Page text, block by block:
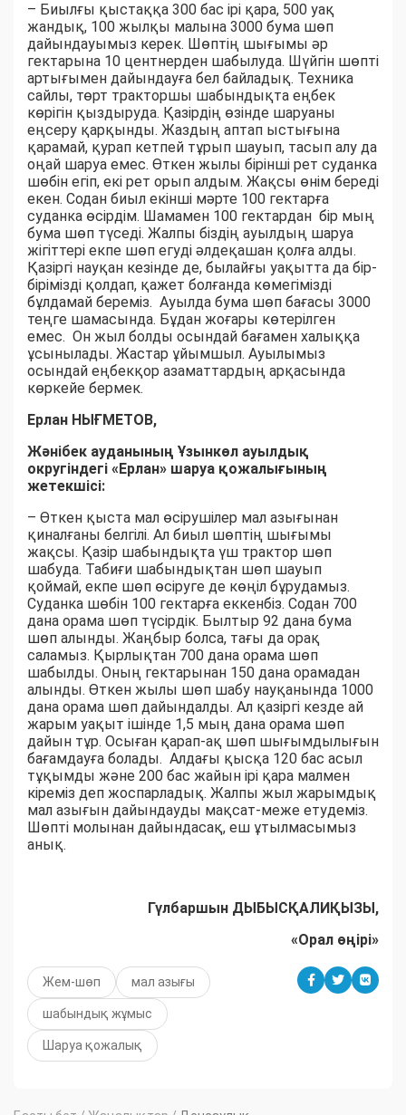
– Биылғы қыстаққа 300 бас ірі қара, 500 уақ
жандық, 100 жылқы малына 3000 бума шөп
дайындауымыз керек. Шөптің шығымы әр
гектарына 10 центнерден шабылуда. Шүйгін шөпті
артығымен дайындауға бел байладық. Техника
сайлы, төрт тракторшы шабындықта еңбек
көрігін қыздыруда. Қазірдің өзінде шаруаны
еңсеру қарқынды. Жаздың аптап ыстығына
қарамай, қурап кетпей тұрып шауып, тасып алу да
оңай шаруа емес. Өткен жылы бірінші рет суданка
шөбін егіп, екі рет орып алдым. Жақсы өнім береді
екен. Содан биыл екінші мәрте 100 гектарға
суданка өсірдім. Шамамен 100 гектардан бір мың
бума шөп түседі. Жалпы біздің ауылдың шаруа
жігіттері екпе шөп егуді әлдеқашан қолға алды.
Қазіргі науқан кезінде де, былайғы уақытта да бір-
бірімізді қолдап, қажет болғанда көмегімізді
бұлдамай береміз. Ауылда бума шөп бағасы 3000
теңге шамасында. Бұдан жоғары көтерілген
емес. Он жыл болды осындай бағамен халыққа
ұсынылады. Жастар ұйымшыл. Ауылымыз
осындай еңбекқор азаматтардың арқасында
көркейе бермек.
Ерлан НЫҒМЕТОВ,
Жәнібек ауданының Ұзынкөл ауылдық
округіндегі «Ерлан» шаруа қожалығының
жетекшісі:
– Өткен қыста мал өсірушілер мал азығынан
қиналғаны белгілі. Ал биыл шөптің шығымы
жақсы. Қазір шабындықта үш трактор шөп
шабуда. Табиғи шабындықтан шөп шауып
қоймай, екпе шөп өсіруге де көңіл бұрудамыз.
Суданка шөбін 100 гектарға еккенбіз. Содан 700
дана орама шөп түсірдік. Былтыр 92 дана бума
шөп алынды. Жаңбыр болса, тағы да орақ
саламыз. Қырлықтан 700 дана орама шөп
шабылды. Оның гектарынан 150 дана орамадан
алынды. Өткен жылы шөп шабу науқанында 1000
дана орама шөп дайындалды. Ал қазіргі кезде ай
жарым уақыт ішінде 1,5 мың дана орама шөп
дайын тұр. Осыған қарап-ақ шөп шығымдылығын
бағамдауға болады. Алдағы қысқа 120 бас асыл
тұқымды және 200 бас жайын ірі қара малмен
кіреміз деп жоспарладық. Жалпы жыл жарымдық
мал азығын дайындауды мақсат-меже етудеміз.
Шөпті молынан дайындасақ, еш ұтылмасымыз
анық.
Гүлбаршын ДЫБЫСҚАЛИҚЫЗЫ,
«Орал өңірі»
Жем-шөп мал азығы
шабындық жұмыс
Шаруа қожалық